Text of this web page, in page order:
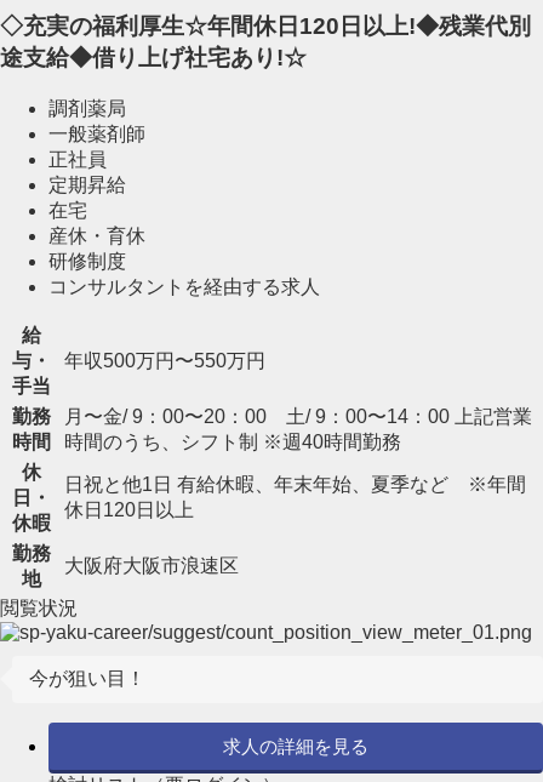
◇充実の福利厚生☆年間休日120日以上!◆残業代別
途支給◆借り上げ社宅あり!☆
調剤薬局
一般薬剤師
正社員
定期昇給
在宅
産休・育休
研修制度
コンサルタントを経由する求人
給
与・
手当
年収500万円〜550万円
勤務
時間
月〜金/ 9：00〜20：00 土/ 9：00〜14：00 上記営業
時間のうち、シフト制 ※週40時間勤務
休
日・
休暇
日祝と他1日 有給休暇、年末年始、夏季など ※年間
休日120日以上
勤務
地
大阪府大阪市浪速区
閲覧状況
今が狙い目！
求人の詳細を見る